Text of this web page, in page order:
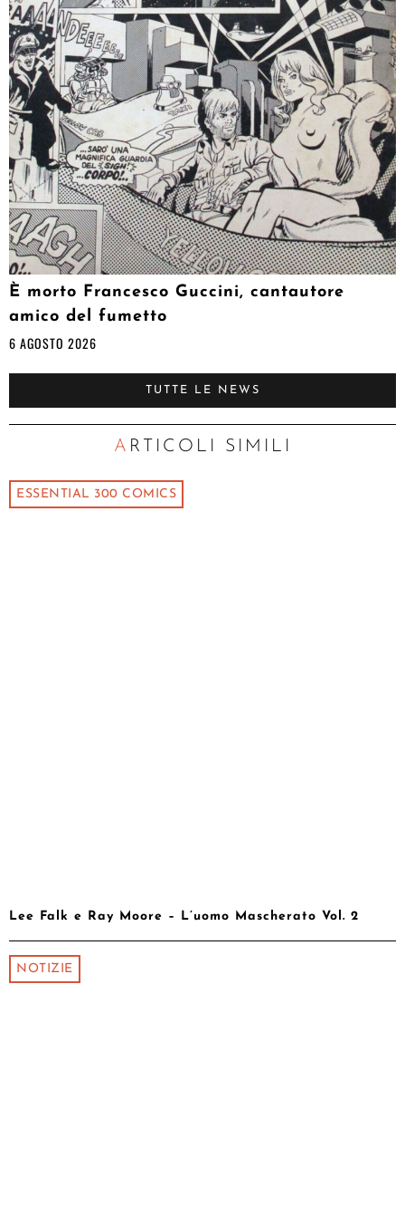
È morto Francesco Guccini, cantautore
amico del fumetto
6 AGOSTO 2026
TUTTE LE NEWS
ARTICOLI SIMILI
ESSENTIAL 300 COMICS
Lee Falk e Ray Moore – L’uomo Mascherato Vol. 2
NOTIZIE